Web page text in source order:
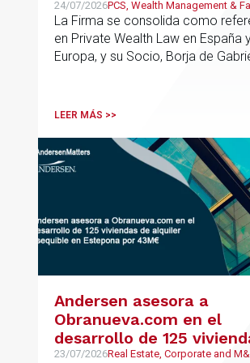
España y Europa
24/07/2026PCS, Wealth Management &
Business
La Firma se consolida como
en Private Wealth Law en España
Europa, y su Socio, Borja de
profesionales clave del sector.
LEER MÁS >>
Andersen asesora a
Obranueva.com en el
desarrollo de 125
de alquiler asequible en
23/07/2026Real Estate, Corporate and